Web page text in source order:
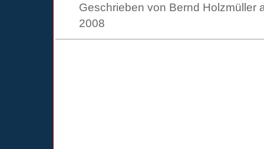
Geschrieben von Bernd Holzmüller
2008